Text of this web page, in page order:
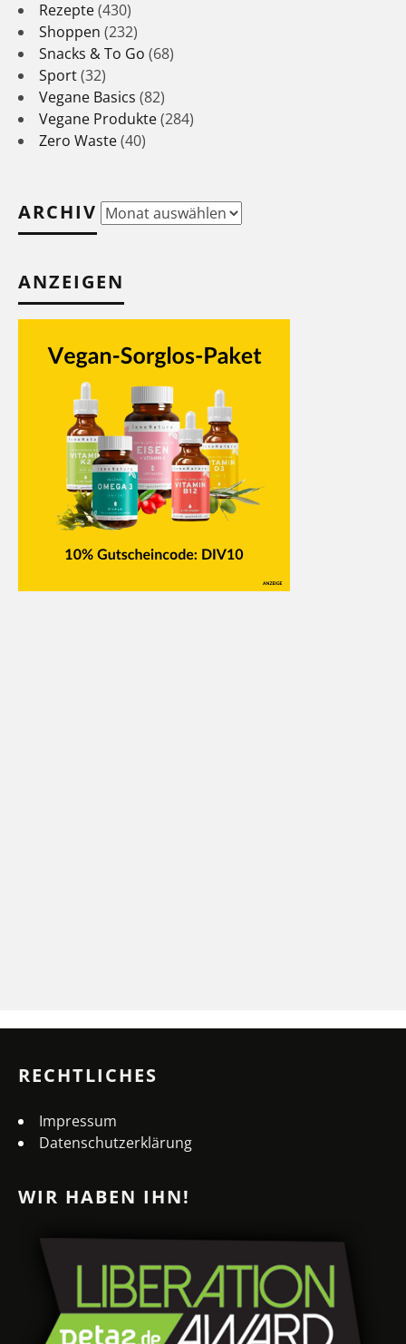
Rezepte(430)
Shoppen (232)
Snacks & To Go (68)
Sport(32)
Vegane Basics (82)
Vegane Produkte(284)
Zero Waste(40)
ARCHIV Archiv
ANZEIGEN
RECHTLICHES
Impressum
Datenschutzerklärung
WIR HABEN IHN!